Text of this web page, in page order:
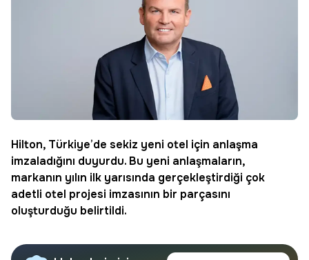
Hilton, Türkiye’de sekiz yeni otel için anlaşma
imzaladığını duyurdu. Bu yeni anlaşmaların,
markanın yılın ilk yarısında gerçekleştirdiği çok
adetli otel projesi imzasının bir parçasını
oluşturduğu belirtildi.